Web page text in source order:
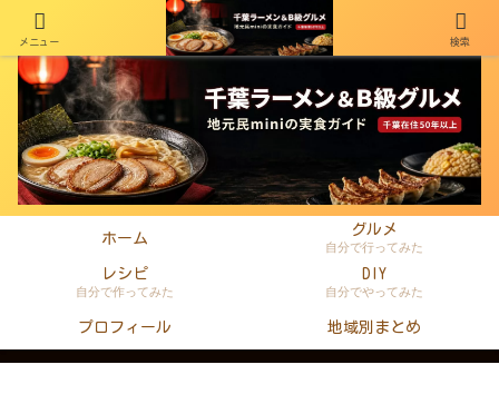
千葉在住50年以上のminiがラーメン・町中華・B級グルメを本音レビュー
ホーム
グルメ
自分で行ってみた
レシピ
自分で作ってみた
DIY
自分でやってみた
プロフィール 地域別まとめ
メニュー 検索